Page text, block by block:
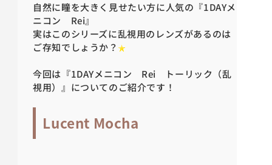
自然に瞳を大きく見せたい方に人気の『1DAYメ
ニコン Rei』
実はこのシリーズに乱視用のレンズがあるのは
ご存知でしょうか？
今回は『1DAYメニコン Rei トーリック（乱
視用）』についてのご紹介です！
Lucent Mocha